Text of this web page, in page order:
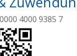
4000 9385 7